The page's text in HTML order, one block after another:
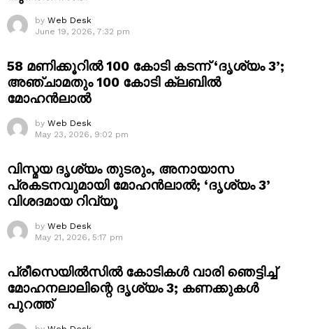
by Web Desk
June 19, 2026, 7:32 pm
58 മണിക്കൂറിൽ 100 കോടി കടന്ന് ‘ദൃശ്യം 3’;
അഞ്ചാമതും 100 കോടി ക്ലബിൽ
മോഹൻലാൽ
by Web Desk
May 23, 2026, 9:02 pm
വിസ്മയ ദൃശ്യം തുടരും, അനായാസ
പ്രകടനവുമായി മോഹൻലാൽ; ‘ദൃശ്യം 3’
വിശദമായ റിവ്യൂ
by Web Desk
May 21, 2026, 5:17 pm
പ്രീസെയിൽസിൽ കോടികൾ വാരി ഞെട്ടിച്ച്
മോഹനലാലിന്റെ ദൃശ്യം 3; കണക്കുകൾ
പുറത്ത്